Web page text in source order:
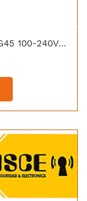
[OP-3W32W] OPALUX FOCO LED 3W G45 100-240V CALIDA 200LM 3000K E27